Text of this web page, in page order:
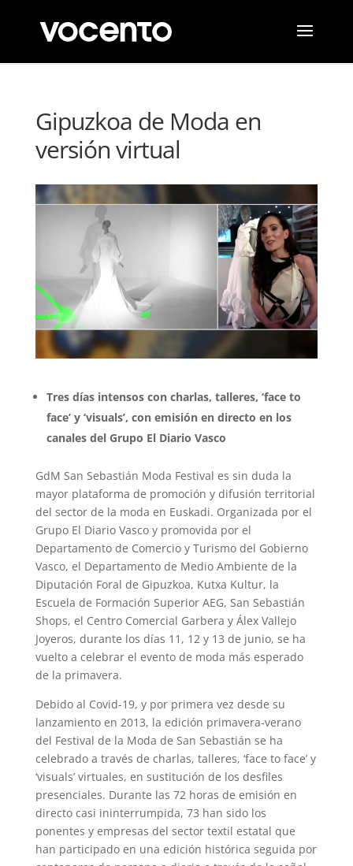
Gipuzkoa de Moda en
versión virtual
Tres días intensos con charlas, talleres, ‘face to
face’ y ‘visuals’, con emisión en directo en los
canales del Grupo El Diario Vasco
GdM San Sebastián Moda Festival es sin duda la
mayor plataforma de promoción y difusión territorial
del sector de la moda en Euskadi. Organizada por el
Grupo El Diario Vasco y promovida por el
Departamento de Comercio y Turismo del Gobierno
Vasco, el Departamento de Medio Ambiente de la
Diputación Foral de Gipuzkoa, Kutxa Kultur, la
Escuela de Formación Superior AEG, San Sebastián
Shops, el Centro Comercial Garbera y Álex Vallejo
Joyeros, durante los días 11, 12 y 13 de junio, se ha
vuelto a celebrar el evento de moda más esperado
de la primavera.
Debido al Covid-19, y por primera vez desde su
lanzamiento en 2013, la edición primavera-verano
del Festival de la Moda de San Sebastián se ha
celebrado a través de charlas, talleres, ‘face to face’ y
‘visuals’ virtuales, en sustitución de los desfiles
presenciales. Durante las 72 horas de emisión en
directo casi ininterrumpida, 73 han sido los
ponentes y empresas del sector textil estatal que
han participado en una edición histórica seguida por